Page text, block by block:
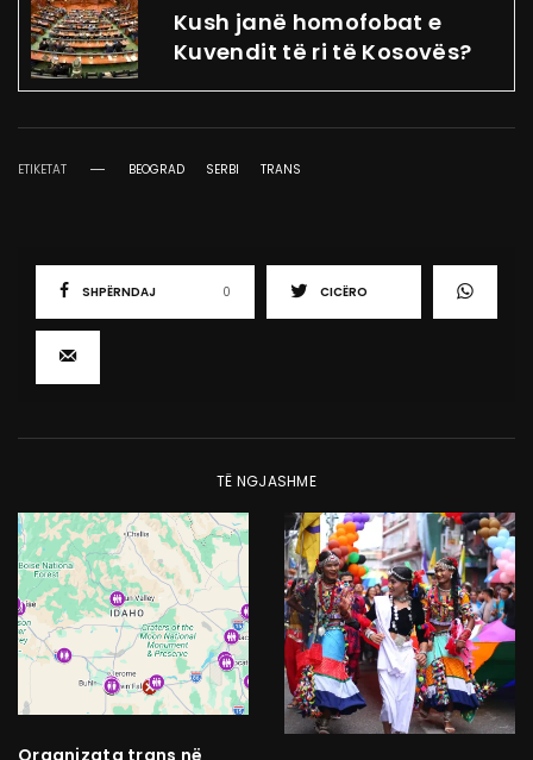
Kush janë homofobat e
Kuvendit të ri të Kosovës?
ETIKETAT BEOGRAD SERBI TRANS
SHPËRNDAJ 0 CICËRO
TË NGJASHME
Organizata trans në